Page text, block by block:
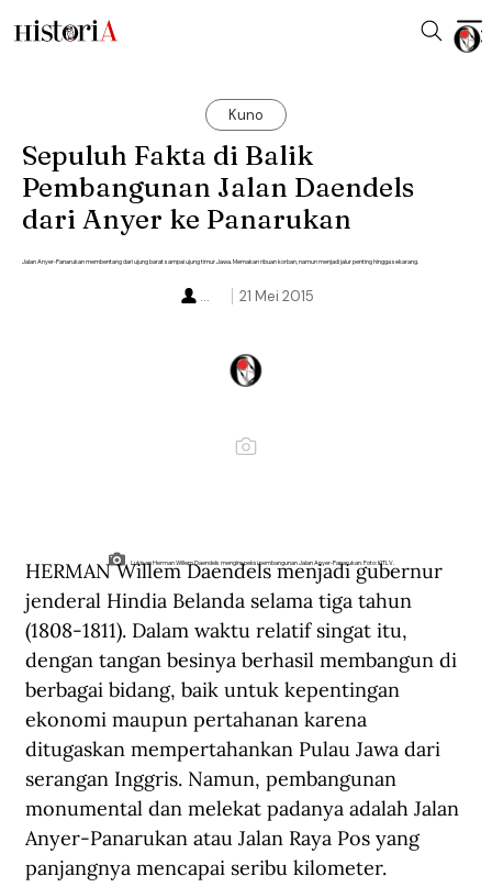
Kuno
Sepuluh Fakta di Balik
Pembangunan Jalan Daendels
dari Anyer ke Panarukan
Jalan Anyer-Panarukan membentang dari ujung barat sampai ujung timur Jawa. Memakan ribuan korban, namun menjadi jalur penting hingga sekarang.
21 Mei 2015
...
Lukisan Herman Willem Daendels menginspeksi pembangunan Jalan Anyer-Panarukan. Foto: KITLV.
HERMAN Willem Daendels menjadi gubernur
jenderal Hindia Belanda selama tiga tahun
(1808-1811). Dalam waktu relatif singat itu,
dengan tangan besinya berhasil membangun di
berbagai bidang, baik untuk kepentingan
ekonomi maupun pertahanan karena
ditugaskan mempertahankan Pulau Jawa dari
serangan Inggris. Namun, pembangunan
monumental dan melekat padanya adalah Jalan
Anyer-Panarukan atau Jalan Raya Pos yang
panjangnya mencapai seribu kilometer.